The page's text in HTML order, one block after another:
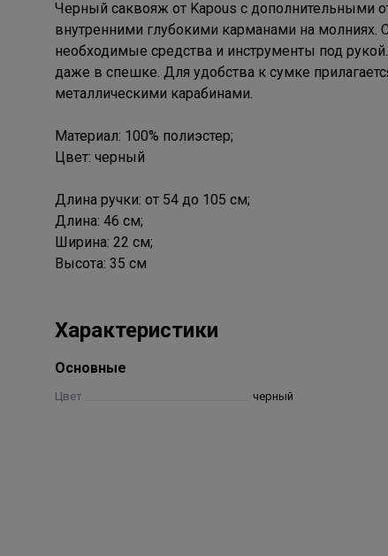
Черный саквояж от Kapous с дополнительными
внутренними глубокими карманами на молниях.
необходимые средства и инструменты под
даже в спешке. Для удобства к сумке
металлическими карабинами.
Материал: 100% полиэстер;
Цвет: черный
Длина ручки: от 54 до 105 см;
Длина: 46 см;
Ширина: 22 см;
Высота: 35 см
Характеристики
Основные
Цвет черный